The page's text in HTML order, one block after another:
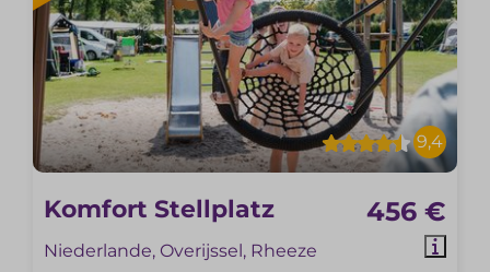
9,4
456 €
Komfort Stellplatz
Niederlande, Overijssel, Rheeze